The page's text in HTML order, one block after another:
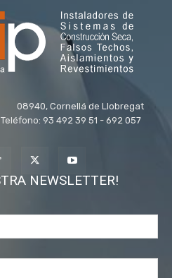
Cornellá de Llobregat
492 39 51 - 692 057
NEWSLETTER!